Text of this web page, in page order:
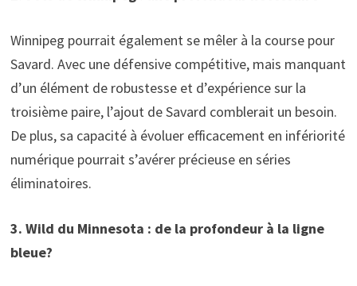
Winnipeg pourrait également se mêler à la course pour
Savard. Avec une défensive compétitive, mais manquant
d’un élément de robustesse et d’expérience sur la
troisième paire, l’ajout de Savard comblerait un besoin.
De plus, sa capacité à évoluer efficacement en infériorité
numérique pourrait s’avérer précieuse en séries
éliminatoires.
3. Wild du Minnesota : de la profondeur à la ligne
bleue?